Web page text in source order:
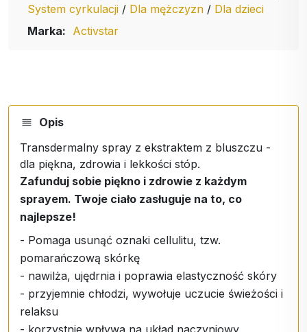
System cyrkulacji / Dla mężczyzn / Dla dzieci
Marka: Activstar
Opis
Transdermalny spray z ekstraktem z bluszczu -
dla piękna, zdrowia i lekkości stóp.
Zafunduj sobie piękno i zdrowie z każdym
sprayem. Twoje ciało zasługuje na to, co
najlepsze!
- Pomaga usunąć oznaki cellulitu, tzw.
pomarańczową skórkę
- nawilża, ujędrnia i poprawia elastyczność skóry
- przyjemnie chłodzi, wywołuje uczucie świeżości i
relaksu
- korzystnie wpływa na układ naczyniowy